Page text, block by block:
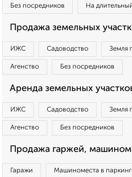
Без посредников На
Продажа земельных
ИЖС Садоводство Земля
Агенство Без посредников
Аренда земельных
ИЖС Садоводство Земля
Агенство Без посредников
Продажа гаржей,
Гаражи Машиноместа в